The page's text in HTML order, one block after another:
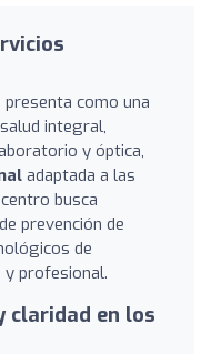
presenta como una
integral,
y óptica,
adaptada a las
busca
prevención de
de
profesional.
claridad en los